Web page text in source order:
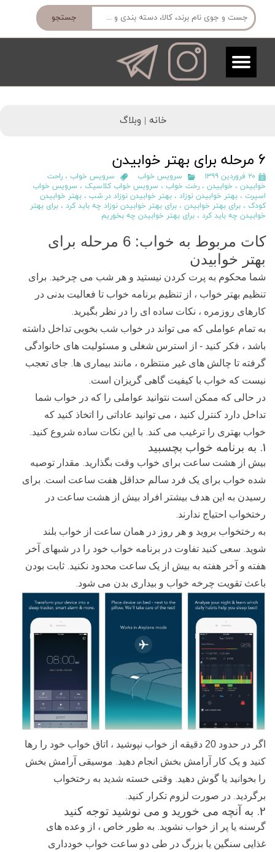
جستجو
خانه | وبلاگ
6 مرحله برای بهتر خوابیدن
۲۰ فروردین ۱۳۹۹ سرویس خواب سرویس خواب ، راحت
خوابیدن ، خوابیدن ، رخت خواب ، سرویس خواب کلاسیک ، سرویس خواب
اسپرت ، بهتر خوابیدن نوزاد ، بهتر خوابیدن نوزاد در شب ، بهتر خوابیدن
کودک ، برای بهتر خوابیدن ، برای بهتر خوابیدن نوزاد چه باید کرد ، برای بهتر
خوابیدن چه باید کرد ، برای بهتر خوابیدن چه بخوریم
کات مربوط به خواب: 6 مرحله برای
بهتر خوابیدن
شما محکوم به پرت کردن نیستید و هر شب می چرخید. برای
تنظیم بهتر خواب ، از تنظیم برنامه خواب تا فعالیت بدنی در
کارهای روزمره ، نکات ساده ای را در نظر بگیرید.
به تمام عواملی که می تواند در خواب شب بخوبی تداخل داشته
باشد ، فکر کنید - از استرس شغلی و مسئولیت های خانوادگی
گرفته تا چالش های غیر منتظره ، مانند بیماری ها. جای تعجب
نیست که خواب با کیفیت گاهی گریزان است.
در حالی که ممکن است نتوانید عواملی را که در خواب شما
تداخل دارد کنترل کنید ، می توانید عاداتی را اتخاذ کنید که
خواب بهتری را ترغیب می کند. با این نکات ساده شروع کنید.
1. به برنامه خواب بچسبید
بیش از هشت ساعت برای خواب وقت بگذارید. مقدار توصیه
شده خواب برای یک فرد سالم حداقل هفت ساعت است. برای
رسیدن به این هدف بیشتر افراد بیش از هشت ساعت در
رختخواب احتیاج ندارند.
به رختخواب بروید و هر روز در همان ساعت از خواب بلند
شوید. سعی کنید تفاوت در برنامه خواب خود را در شبهای آخر
هفته و آخر هفته به بیش از یک ساعت محدود نکنید. ثابت بودن
باعث تقویت چرخه خواب و بیداری بدن می شود.
اگر در حدود 20 دقیقه از خواب نپوشید ، اتاق خواب خود را رها
کنید و یک کار آرامش بخش انجام دهید. موسیقی آرامش بخش
را بخوانید یا گوش دهید. وقتی خسته شدید به رختخواب
برگردید. در صورت لزوم تکرار کنید.
2. به آنچه می خورید و می نوشید توجه کنید
گرسنه یا پر از خواب نشوید. به طور خاص ، از وعده های
غذایی سنگین یا بزرگ در طی دو ساعت خواب خودداری